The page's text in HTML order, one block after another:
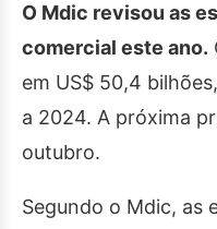
O Mdic revisou as
comercial este ano.
em US$ 50,4
a 2024. A próxima
outubro.
Segundo o Mdic, as